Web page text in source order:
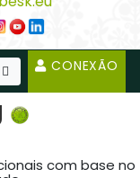
CONEXÃO
com base no